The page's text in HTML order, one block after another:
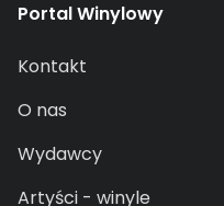
Portal Winylowy
Kontakt
O nas
Wydawcy
Artyści - winyle